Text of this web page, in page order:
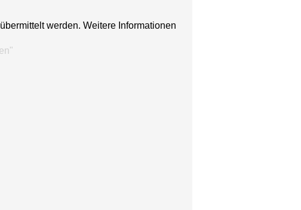
übermittelt werden. Weitere Informationen